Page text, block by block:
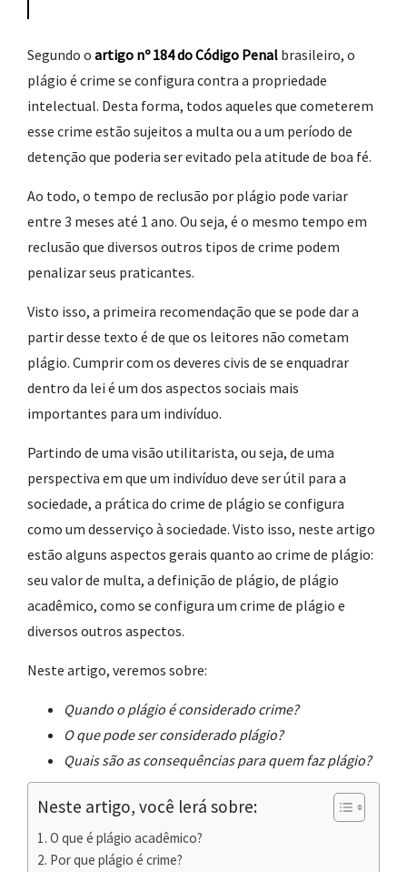
Segundo o artigo nº 184 do Código Penal brasileiro, o
plágio é crime se configura contra a propriedade
intelectual. Desta forma, todos aqueles que cometerem
esse crime estão sujeitos a multa ou a um período de
detenção que poderia ser evitado pela atitude de boa fé.
Ao todo, o tempo de reclusão por plágio pode variar
entre 3 meses até 1 ano. Ou seja, é o mesmo tempo em
reclusão que diversos outros tipos de crime podem
penalizar seus praticantes.
Visto isso, a primeira recomendação que se pode dar a
partir desse texto é de que os leitores não cometam
plágio. Cumprir com os deveres civis de se enquadrar
dentro da lei é um dos aspectos sociais mais
importantes para um indivíduo.
Partindo de uma visão utilitarista, ou seja, de uma
perspectiva em que um indivíduo deve ser útil para a
sociedade, a prática do crime de plágio se configura
como um desserviço à sociedade. Visto isso, neste artigo
estão alguns aspectos gerais quanto ao crime de plágio:
seu valor de multa, a definição de plágio, de plágio
acadêmico, como se configura um crime de plágio e
diversos outros aspectos.
Neste artigo, veremos sobre:
Quando o plágio é considerado crime?
O que pode ser considerado plágio?
Quais são as consequências para quem faz plágio?
Neste artigo, você lerá sobre:
O que é plágio acadêmico?
Por que plágio é crime?